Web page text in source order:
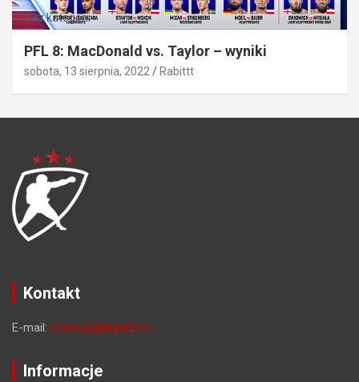
Bez kategorii
PFL 8: MacDonald vs. Taylor – wyniki
sobota, 13 sierpnia, 2022 Rabittt
Kontakt
E-mail: redakcja@fight24.pl
Informacje